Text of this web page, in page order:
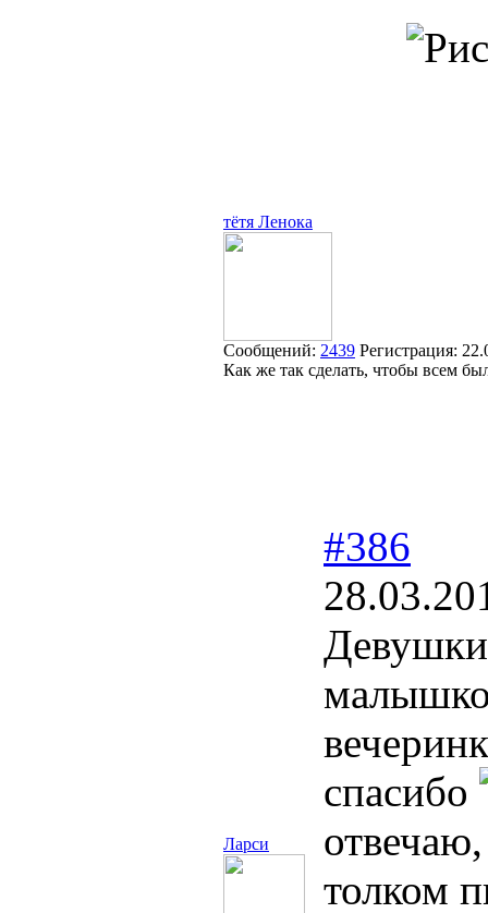
тётя Ленока
Сообщений: 2439 Регистрация:
Как же так сделать, чтобы всем
Ларси
#386
спасибо
толком